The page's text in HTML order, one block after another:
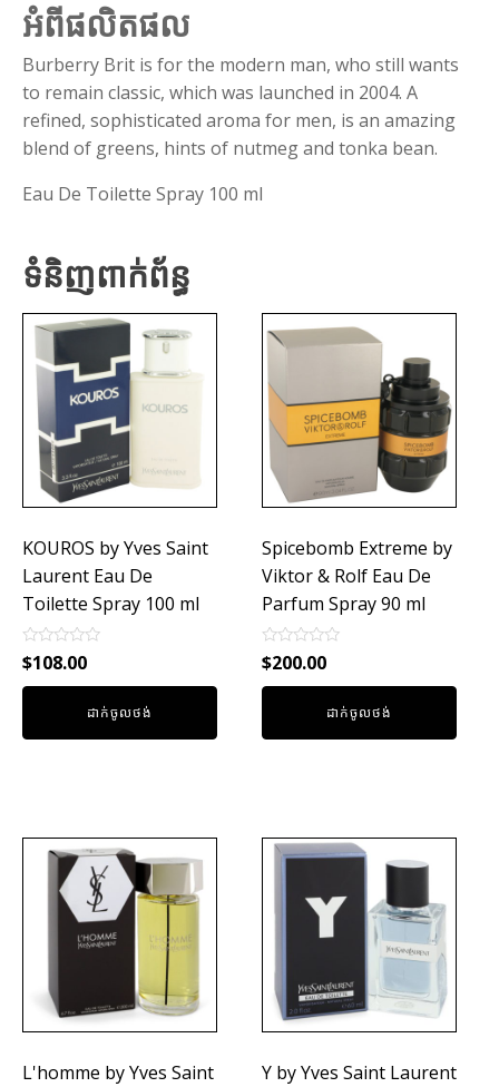
អំពីផលិតផល
Burberry Brit is for the modern man, who still wants
to remain classic, which was launched in 2004. A
refined, sophisticated aroma for men, is an amazing
blend of greens, hints of nutmeg and tonka bean.
Eau De Toilette Spray 100 ml
ទំនិញពាក់ព័ន្ធ
KOUROS by Yves Saint
Laurent Eau De
Toilette Spray 100 ml
Rated
0
out
$108.00
ដាក់ចូលថង់
Spicebomb Extreme by
Viktor & Rolf Eau De
Parfum Spray 90 ml
Rated
0
out
$200.00
ដាក់ចូលថង់
L'homme by Yves Saint Y by Yves Saint Laurent